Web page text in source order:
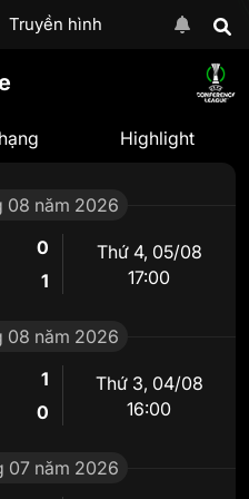
Truyền hình
Highlight
08 năm 2026
0
1
Thứ 4, 05/08
17:00
08 năm 2026
1
0
Thứ 3, 04/08
16:00
07 năm 2026